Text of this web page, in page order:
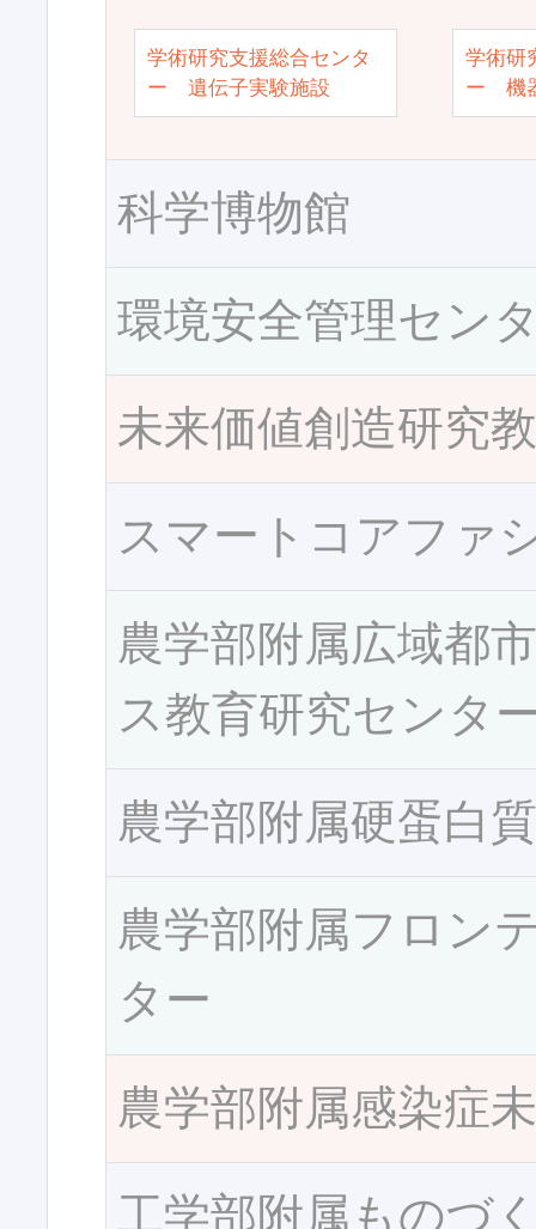
学術研究支援総合センタ
ー 遺伝子実験施設
学術研
ー 機
科学博物館
環境安全管理セン
未来価値創造研究
スマートコアファ
農学部附属広域都
ス教育研究センタ
農学部附属硬蛋白
農学部附属フロン
ター
農学部附属感染症
工学部附属ものづ